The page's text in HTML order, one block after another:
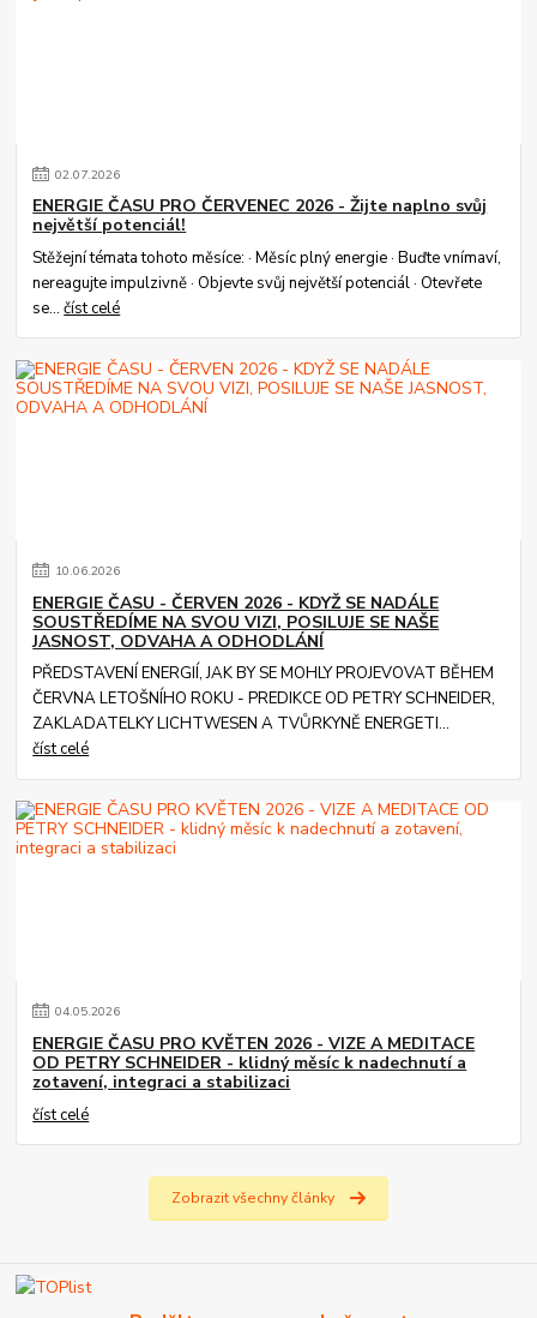
02.07.2026
ENERGIE ČASU PRO ČERVENEC 2026 - Žijte naplno svůj
největší potenciál!
Stěžejní témata tohoto měsíce: · Měsíc plný energie · Buďte vnímaví,
nereagujte impulzivně · Objevte svůj největší potenciál · Otevřete
se...číst celé
10.06.2026
ENERGIE ČASU - ČERVEN 2026 - KDYŽ SE NADÁLE
SOUSTŘEDÍME NA SVOU VIZI, POSILUJE SE NAŠE
JASNOST, ODVAHA A ODHODLÁNÍ
PŘEDSTAVENÍ ENERGIÍ, JAK BY SE MOHLY PROJEVOVAT BĚHEM
ČERVNA LETOŠNÍHO ROKU - PREDIKCE OD PETRY SCHNEIDER,
ZAKLADATELKY LICHTWESEN A TVŮRKYNĚ ENERGETI...
číst celé
04.05.2026
ENERGIE ČASU PRO KVĚTEN 2026 - VIZE A MEDITACE
OD PETRY SCHNEIDER - klidný měsíc k nadechnutí a
zotavení, integraci a stabilizaci
číst celé
Zobrazit všechny články